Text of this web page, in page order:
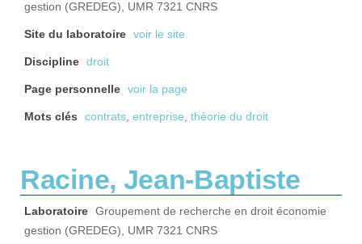
gestion (GREDEG), UMR 7321 CNRS
Site du laboratoire voir le site
Discipline droit
Page personnelle voir la page
Mots clés contrats, entreprise, théorie du droit
Racine, Jean-Baptiste
Laboratoire Groupement de recherche en droit économie
gestion (GREDEG), UMR 7321 CNRS